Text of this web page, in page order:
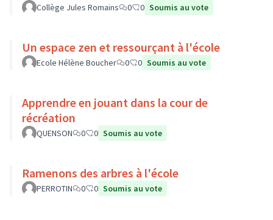
Collège Jules Romains 0 0 Soumis au vote
Un espace zen et ressourçant à l'école
Ecole Hélène Boucher 0 0 Soumis au vote
Apprendre en jouant dans la cour de
récréation
QUENSON 0 0 Soumis au vote
Ramenons des arbres à l'école
PERROTIN 0 0 Soumis au vote